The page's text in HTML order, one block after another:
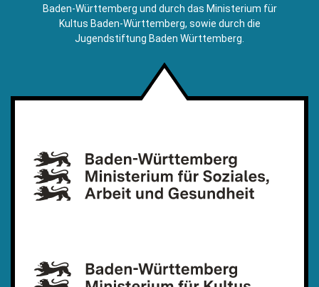
Baden-Württemberg und durch das Ministerium für
Kultus Baden-Württemberg, sowie durch die
Jugendstiftung Baden Württemberg.